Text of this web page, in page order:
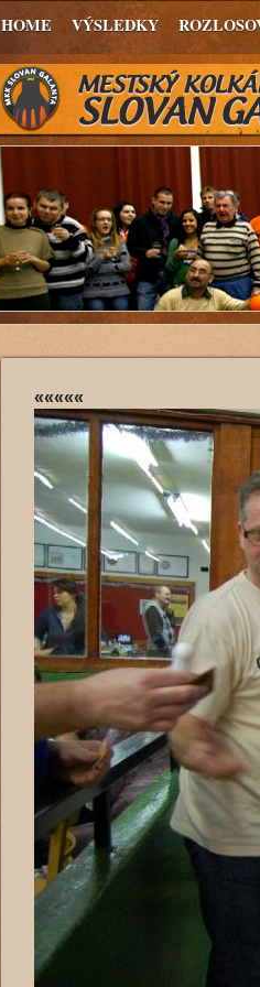
HOME VÝSLEDKY
«««««